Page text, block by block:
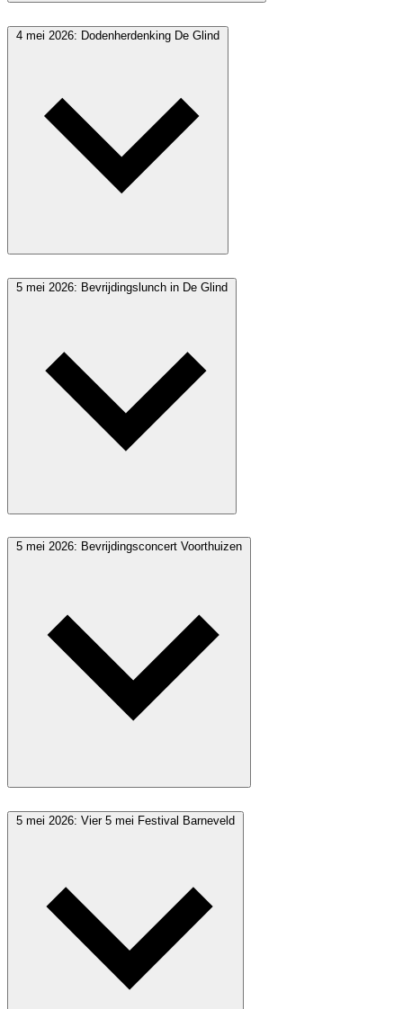
4 mei 2026: Dodenherdenking De Glind
5 mei 2026: Bevrijdingslunch in De Glind
5 mei 2026: Bevrijdingsconcert Voorthuizen
5 mei 2026: Vier 5 mei Festival Barneveld